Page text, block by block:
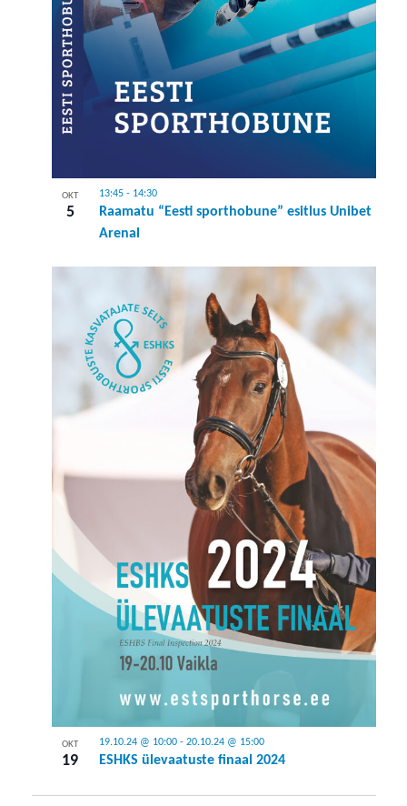
OKT
5
Raamatu “Eesti sporthobune” esitlus Unibet
Arenal
13:45- 14:30
OKT
19 ESHKS ülevaatuste finaal 2024
19.10.24 @ 10:00 -20.10.24 @ 15:00